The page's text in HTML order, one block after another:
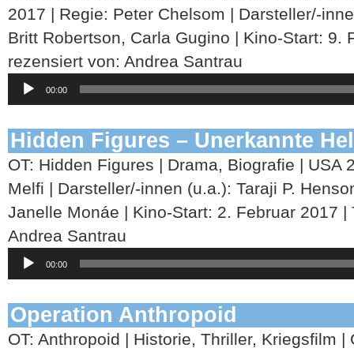
2017 | Regie: Peter Chelsom | Darsteller/-
Britt Robertson, Carla Gugino | Kino-Start: 9.
rezensiert von: Andrea Santrau
Player
00:00
Hidden Figures – Unerkannte
OT: Hidden Figures | Drama, Biografie | USA
Melfi | Darsteller/-innen (u.a.): Taraji P.
Janelle Monáe | Kino-Start: 2. Februar 2017 |
Andrea Santrau
Player
00:00
Operation Anthropoid
OT: Anthropoid | Historie, Thriller, Kriegsfilm |